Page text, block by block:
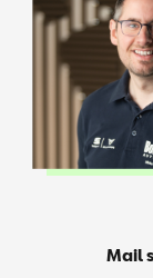
Mail